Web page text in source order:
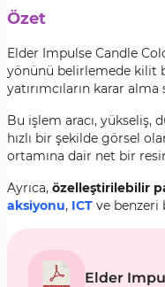
Özet
Elder Impulse Candle
yönünü belirlemede kilit
yatırımcıların karar
Bu işlem aracı, yükseliş,
hızlı bir şekilde görsel
ortamına dair net bir
Ayrıca, özelleştirilebilir
aksiyonu, ICT ve benzeri
Elder